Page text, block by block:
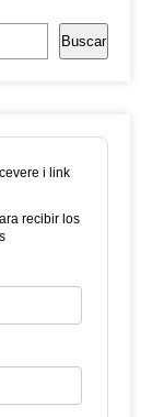
Buscar
i link
recibir los